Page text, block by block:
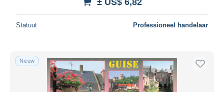
Statuut Professioneel handelaar
Nieuw